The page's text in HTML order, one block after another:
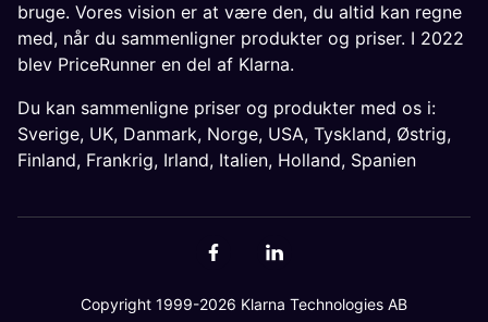
bruge. Vores vision er at være den, du altid kan regne
med, når du sammenligner produkter og priser. I 2022
blev PriceRunner en del af Klarna.
Du kan sammenligne priser og produkter med os i:
Sverige, UK, Danmark, Norge, USA, Tyskland, Østrig,
Finland, Frankrig, Irland, Italien, Holland, Spanien
Copyright 1999-2026 Klarna Technologies AB